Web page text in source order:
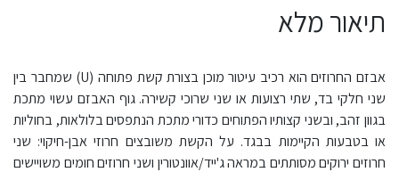
תיאור מלא
אבזם החרוזים הוא רכיב עיטור מוכן בצורת קשת פתוחה (U) שמחבר בין
שני חלקי בד, שתי רצועות או שני שרוכי קשירה. גוף האבזם עשוי מתכת
בגוון זהב, ובשני קצותיו הפתוחים כדורי מתכת הנתפסים בלולאות, בחוליות
או בטבעות הקיימות בבגד. על הקשת משובצים חרוזי אבן-חיקוי: שני
חרוזים ירוקים מסותתים במראה ג'ייד/אוונטורין ושני חרוזים חומים משויישים